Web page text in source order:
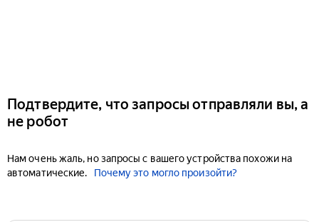
Подтвердите, что запросы отправляли вы, а
не робот
Нам очень жаль, но запросы с вашего устройства похожи на
автоматические.
Почему это могло произойти?